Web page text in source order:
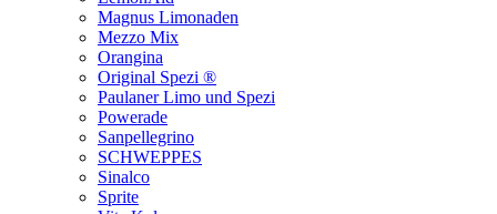
Magnus Limonaden
Mezzo Mix
Orangina
Original Spezi ®
Paulaner Limo und Spezi
Powerade
Sanpellegrino
SCHWEPPES
Sinalco
Sprite